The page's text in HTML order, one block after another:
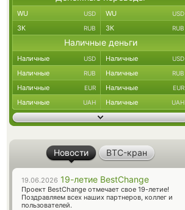
WU USD WU USD
ЗК RUB ЗК RUB
Наличные деньги
Наличные USD Наличные USD
Наличные RUB Наличные RUB
Наличные EUR Наличные EUR
Наличные UAH Наличные UAH
Новости BTC-кран
19.06.2026 19-летие BestChange
Проект BestChange отмечает свое 19-летие!
Поздравляем всех наших партнеров, коллег и
пользователей.